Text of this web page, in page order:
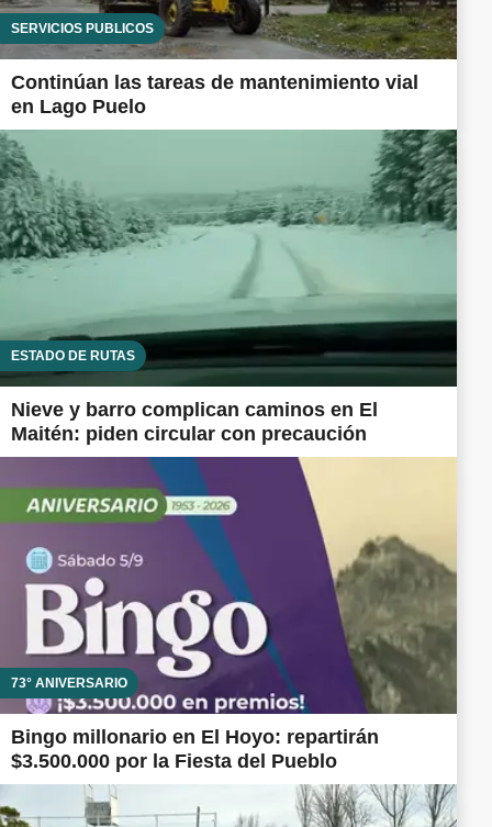
SERVICIOS PÚBLICOS
Continúan las tareas de mantenimiento vial
en Lago Puelo
ESTADO DE RUTAS
Nieve y barro complican caminos en El
Maitén: piden circular con precaución
73° ANIVERSARIO
Bingo millonario en El Hoyo: repartirán
$3.500.000 por la Fiesta del Pueblo